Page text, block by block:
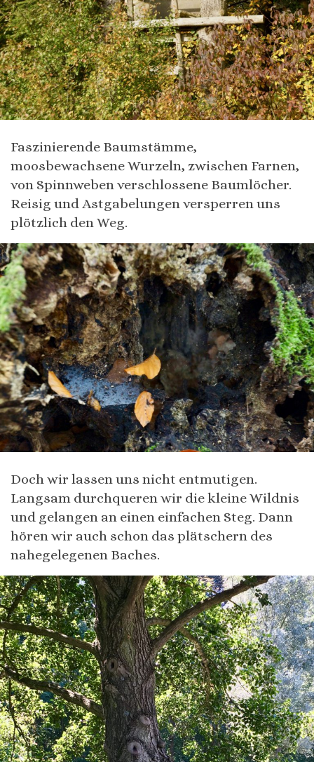
Faszinierende Baumstämme,
moosbewachsene Wurzeln, zwischen Farnen,
von Spinnweben verschlossene Baumlöcher.
Reisig und Astgabelungen versperren uns
plötzlich den Weg.
Doch wir lassen uns nicht entmutigen.
Langsam durchqueren wir die kleine Wildnis
und gelangen an einen einfachen Steg. Dann
hören wir auch schon das plätschern des
nahegelegenen Baches.